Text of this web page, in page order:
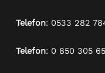
Telefon: 0533 282
Telefon: 0 850 305